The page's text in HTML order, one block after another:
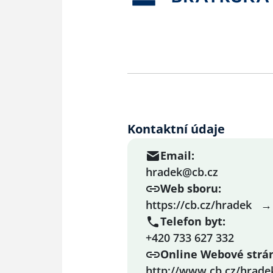
Kontaktní údaje
Email:
hradek@cb.cz
Web sboru:
https://cb.cz/hradek
Telefon byt:
+420 733 627 332
Online Webové